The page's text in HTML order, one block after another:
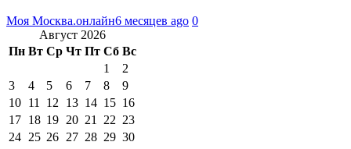
Моя Москва.онлайн6 месяцев ago 0
Август 2026
Пн Вт Ср Чт Пт Сб Вс
1
2
3
4 5 6 7 8
9
10 11 12 13 14 15 16
17 18 19 20 21 22 23
24 25 26 27 28 29 30